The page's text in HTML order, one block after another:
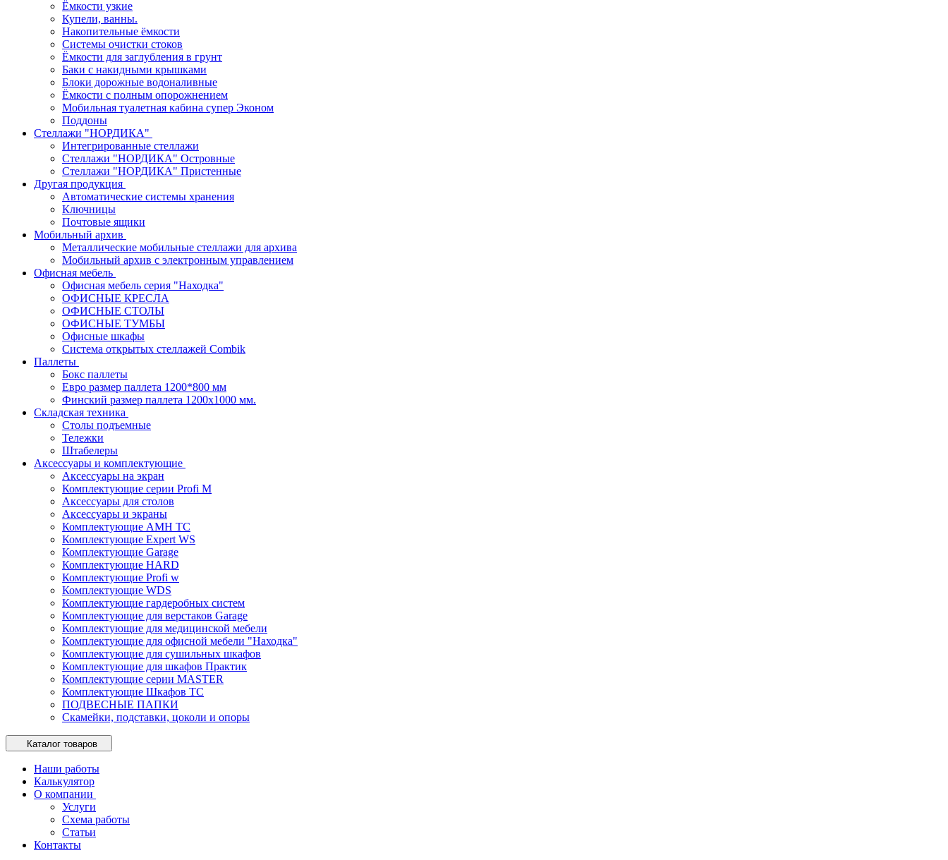
Ёмкости узкие
Купели, ванны.
Накопительные ёмкости
Системы очистки стоков
Ёмкости для заглубления в грунт
Баки с накидными крышками
Блоки дорожные водоналивные
Ёмкости с полным опорожнением
Мобильная туалетная кабина супер Эконом
Поддоны
Стеллажи "НОРДИКА"
Интегрированные стеллажи
Стеллажи "НОРДИКА" Островные
Стеллажи "НОРДИКА" Пристенные
Другая продукция
Автоматические системы хранения
Ключницы
Почтовые ящики
Мобильный архив
Металлические мобильные стеллажи для архива
Мобильный архив с электронным управлением
Офисная мебель
Офисная мебель серия "Находка"
ОФИСНЫЕ КРЕСЛА
ОФИСНЫЕ СТОЛЫ
ОФИСНЫЕ ТУМБЫ
Офисные шкафы
Система открытых стеллажей Combik
Паллеты
Бокс паллеты
Евро размер паллета 1200*800 мм
Финский размер паллета 1200х1000 мм.
Складская техника
Столы подъемные
Тележки
Штабелеры
Аксессуары и комплектующие
Аксессуары на экран
Комплектующие серии Profi M
Аксессуары для столов
Аксессуары и экраны
Комплектующие AMH TC
Комплектующие Expert WS
Комплектующие Garage
Комплектующие HARD
Комплектующие Profi w
Комплектующие WDS
Комплектующие гардеробных систем
Комплектующие для верстаков Garage
Комплектующие для медицинской мебели
Комплектующие для офисной мебели "Находка"
Комплектующие для сушильных шкафов
Комплектующие для шкафов Практик
Комплектующие серии MASTER
Комплектующие Шкафов ТС
ПОДВЕСНЫЕ ПАПКИ
Скамейки, подставки, цоколи и опоры
Каталог товаров
Наши работы
Калькулятор
О компании
Услуги
Схема работы
Статьи
Контакты